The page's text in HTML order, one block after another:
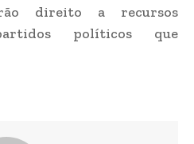
direito a recursos
políticos que